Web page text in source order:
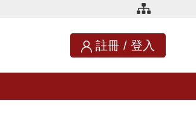
註冊 / 登入